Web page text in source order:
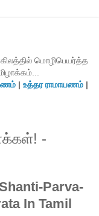
மொழிபெயர்த்த
| உத்தர ராமாயணம்|
-
Parva-
In Tamil